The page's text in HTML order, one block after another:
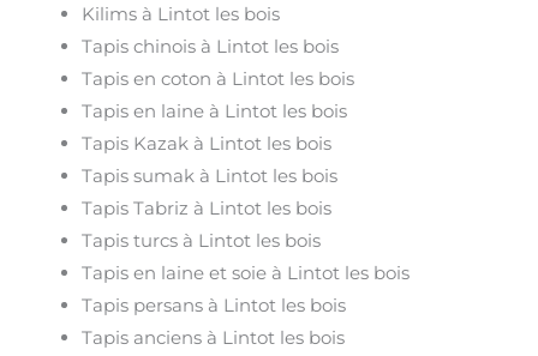
Kilims à Lintot les bois
Tapis chinois à Lintot les bois
Tapis en coton à Lintot les bois
Tapis en laine à Lintot les bois
Tapis Kazak à Lintot les bois
Tapis sumak à Lintot les bois
Tapis Tabriz à Lintot les bois
Tapis turcs à Lintot les bois
Tapis en laine et soie à Lintot les bois
Tapis persans à Lintot les bois
Tapis anciens à Lintot les bois